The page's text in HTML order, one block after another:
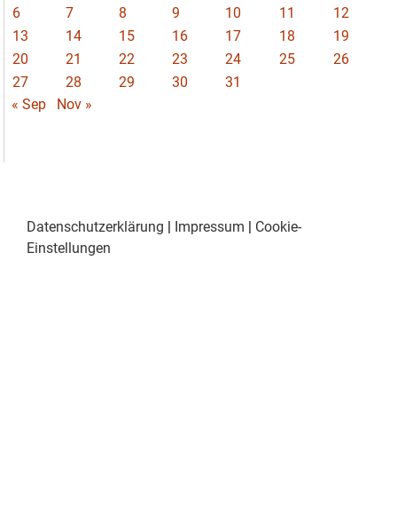
6
7 8 9 10 11
12
13
14 15 16 17 18
19
20
21 22 23 24 25
26
27
28 29 30
31
« Sep
Nov »
Datenschutzerklärung | Impressum | Cookie-
Einstellungen